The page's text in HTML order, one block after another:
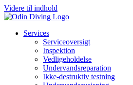
Videre til indhold
Services
Serviceoversigt
Inspektion
Vedligeholdelse
Undervandsreparation
Ikke-destruktiv testning